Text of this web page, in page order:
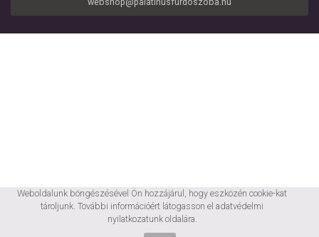
Weboldalunk böngészésével Ön hozzájárul, hogy eszközén cookie-kat
tároljunk. További információért látogasson el adatvédelmi
nyilatkozatunkoldalára.